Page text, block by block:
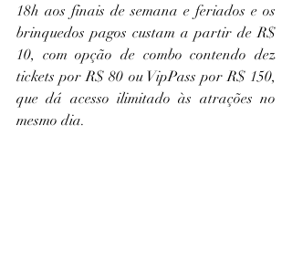
18h aos finais de semana e feriados e os
brinquedos pagos custam a partir de R$
10, com opção de combo contendo dez
tickets por R$ 80 ou VipPass por R$ 150,
que dá acesso ilimitado às atrações no
mesmo dia.